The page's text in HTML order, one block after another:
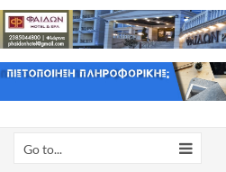
Go to...